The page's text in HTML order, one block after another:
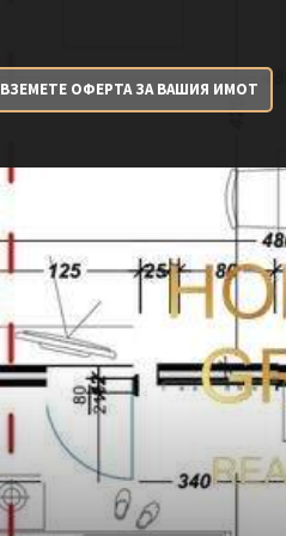
ВЗЕМЕТЕ ОФЕРТА ЗА ВАШИЯ ИМОТ